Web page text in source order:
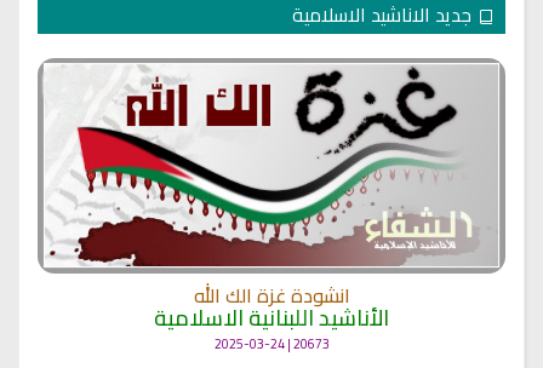
جديد الاناشيد الاسلامية
انشودة غزة الك الله
الأناشيد اللبنانية الاسلامية
20673 | 2025-03-24